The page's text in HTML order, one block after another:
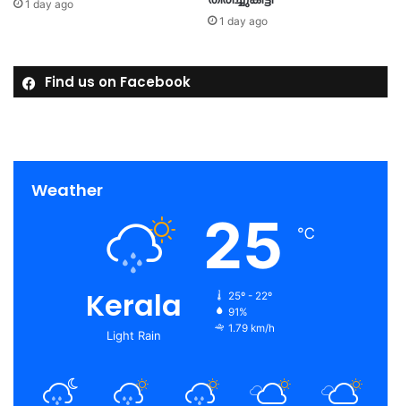
1 day ago
1 day ago
Find us on Facebook
Weather
Kerala
Light Rain
25 ℃
25º - 22º
91%
1.79 km/h